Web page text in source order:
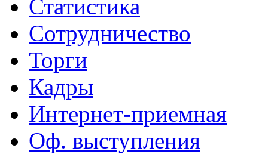
Статистика
Сотрудничество
Торги
Кадры
Интернет-приемная
Оф. выступления